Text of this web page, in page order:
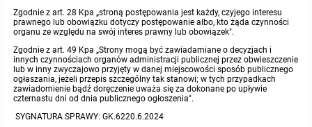
Protokoły z posiedzeń sesji 2010
Dyżury Przewodniczącego Rady Gminy
Sprawozdanie okresowe z realizacji programu ochrony powietrza
Informacja z otwarcia ofert
Plan Postępowań
Informacje o wyborze ofert
Obowiązujące
W trakcie opracowania
Miejscowe plany zagospodarowania przestrzennego
Obowiązujące
W trakcie opracowania
Plan ogólny gminy
Obowiązujący
W trakcie opracowania
Formularze dotyczące aktów planowania przestrzennego
Wnioski o sporządzenie lub zmianę planów ogólnych lub planów miejscowych
Archiwum BIP
OGŁOSZENIA
Taryfy dla zbiorowego zaopatrzenia w wodę i zbiorowego odprowadzania
Ochrona danych osobowych
Raport o stanie gminy
Zgodnie z art. 28 Kpa „stroną postępowania jest każdy, czyjego interesu
prawnego lub obowiązku dotyczy postępowanie albo, kto żąda czynności
organu ze względu na swój interes prawny lub obowiązek".
Zgodnie z art. 49 Kpa „Strony mogą być zawiadamiane o decyzjach i
innych czynnościach organów administracji publicznej przez obwieszczenie
lub w inny zwyczajowo przyjęty w danej miejscowości sposób publicznego
ogłaszania, jeżeli przepis szczególny tak stanowi; w tych przypadkach
zawiadomienie bądź doręczenie uważa się za dokonane po upływie
czternastu dni od dnia publicznego ogłoszenia".
SYGNATURA SPRAWY: GK.6220.6.2024